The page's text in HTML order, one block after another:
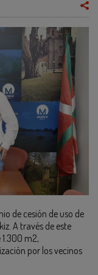
de cesión de uso de
A través de este
m2,
por los vecinos